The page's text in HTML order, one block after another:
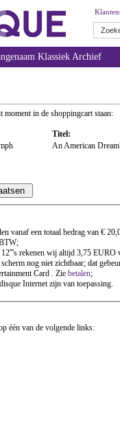
Klassiek Archief
in de shoppingcart staan:
Titel:
An American
vanaf een totaal bedrag van €
rekenen wij altijd 3,75 EURO
nog niet zichtbaar; dat
Card . Zie betalen;
Internet zijn van toepassing.
één van de volgende links: